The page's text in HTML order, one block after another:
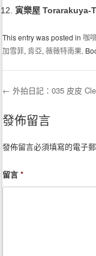
寅樂屋 Torarakuya-
This entry was posted in 咖
加雪菲,肯亞,薇薇特南果.
Post
← 外拍日記：035 皮皮
發佈留言
發佈留言必須填寫的電子
留言*